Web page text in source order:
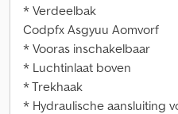
* Verdeelbak
Codpfx Asgyuu Aomvorf
* Vooras inschakelbaar
* Luchtinlaat boven
* Trekhaak
* Hydraulische aansluiting